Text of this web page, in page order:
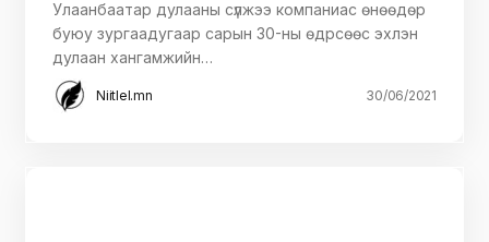
Улаанбаатар дулааны сүлжээ компаниас өнөөдөр
буюу зургаадугаар сарын 30-ны өдрсөөс эхлэн
дулаан хангамжийн…
Niitlel.mn 30/06/2021